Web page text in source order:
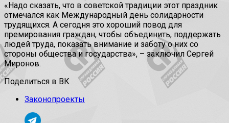
«Надо сказать, что в советской традиции этот праздник
отмечался как Международный день солидарности
трудящихся. А сегодня это хороший повод для
премирования граждан, чтобы объединить, поддержать
людей труда, показать внимание и заботу о них со
стороны общества и государства», – заключил Сергей
Миронов.
Поделиться в ВК
Законопроекты